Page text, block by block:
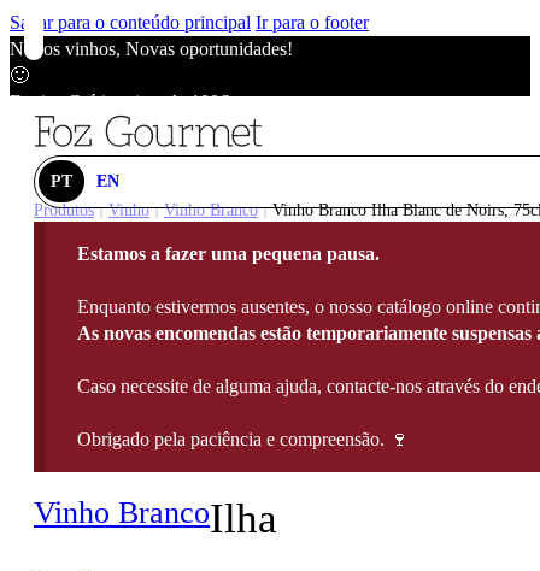
Saltar para o conteúdo principal Ir para o footer
Novos vinhos, Novas oportunidades!
🙂
Envios Grátis acima de 100€
Novos vinhos, Novas oportunidades!
Envios Grátis acima de 100€
Novos vinhos, Novas oportunidades!
Envios Grátis acima de 100€
PT
EN
Produtos | Vinho | Vinho Branco | Vinho Branco Ilha Blanc de Noirs,
Estamos a fazer uma pequena pausa.
Enquanto estivermos ausentes, o nosso catálogo online
As novas encomendas estão temporariamente suspensas
Caso necessite de alguma ajuda, contacte-nos através do
Obrigado pela paciência e compreensão. 🍷
Vinho BrancoIlha